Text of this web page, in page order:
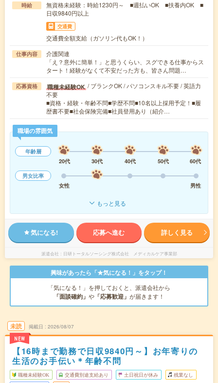
時給
無資格未経験：時給1230円～ ■週払いOK ■扶養内OK ■
日収9840円以上
交通費
交通費全額支給（ガソリン代もOK！）
仕事内容
介護関連
「え？意外に簡単！」と思うくらい、スグできる仕事からス
タート！経験がなくて不安だった方も、皆さん問題…
応募資格 職種未経験OK / ブランクOK / パソコンスキル不要 / 英語力
不要
■資格・経験・年齢不問■学歴不問■10名以上採用予定！■履
歴書不要■社会保険完備■社員登用あり（紹介…
職場の雰囲気
年齢層
20代
30代 40代 50代
60代
男女比率
女性
男性
もっと見る
気になる! 応募へ進む 詳しく見る
派遣会社 日研トータルソーシング株式会社 メディカルケア事業部
興味があったら「★気になる！」をタップ！
「気になる！」を押しておくと、派遣会社から
「面談確約」 や 「応募歓迎」 が届きます！
未読
NEW
掲載日 2026/08/07
【16時まで勤務で日収9840円～】お年寄りの
生活のお手伝い＊年齢不問
職種未経験OK 交通費別途支給あり 土日祝日が休み 残業なし